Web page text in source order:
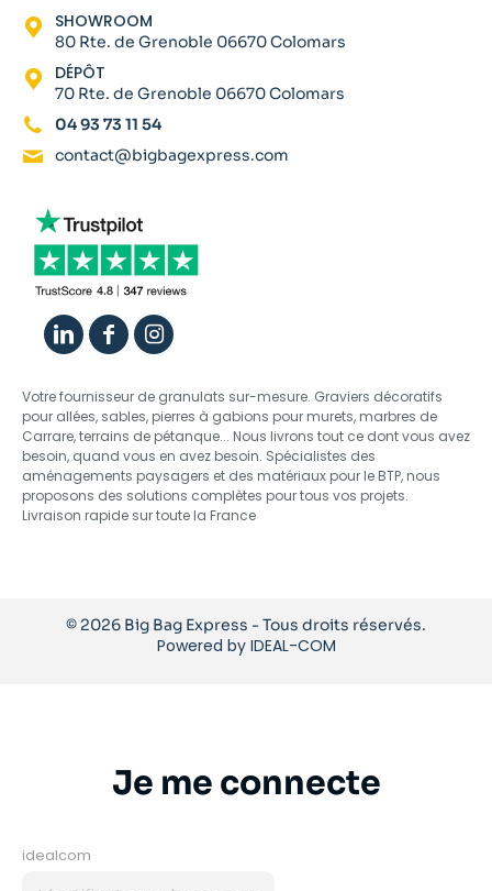
SHOWROOM
80 Rte. de Grenoble 06670 Colomars
DÉPÔT
70 Rte. de Grenoble 06670 Colomars
04 93 73 11 54
contact@bigbagexpress.com
Votre fournisseur de granulats sur-mesure. Graviers décoratifs
pour allées, sables, pierres à gabions pour murets, marbres de
Carrare, terrains de pétanque... Nous livrons tout ce dont vous avez
besoin, quand vous en avez besoin. Spécialistes des
aménagements paysagers et des matériaux pour le BTP, nous
proposons des solutions complètes pour tous vos projets.
Livraison rapide sur toute la France
© 2026 Big Bag Express - Tous droits réservés.
Powered by IDEAL-COM
Je me connecte
idealcom